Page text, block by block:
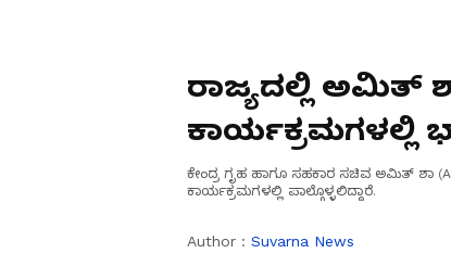
ರಾಜ್ಯದಲ್ಲಿ ಅಮಿತ್
ಕಾರ್ಯಕ್ರಮಗಳಲ್ಲಿ
ಕೇಂದ್ರ ಗೃಹ ಹಾಗೂ ಸಹಕಾರ ಸಚಿವ ಅಮಿತ್‌ ಶಾ
ಕಾರ್ಯಕ್ರಮಗಳಲ್ಲಿ ಪಾಲ್ಗೊಳ್ಳಲಿದ್ದಾರೆ.
Author : Suvarna News